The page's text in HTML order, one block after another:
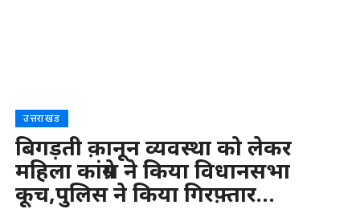
उत्तराखंड
बिगड़ती क़ानून व्यवस्था को लेकर
महिला कांग्रेस ने किया विधानसभा
कूच,पुलिस ने किया गिरफ़्तार…